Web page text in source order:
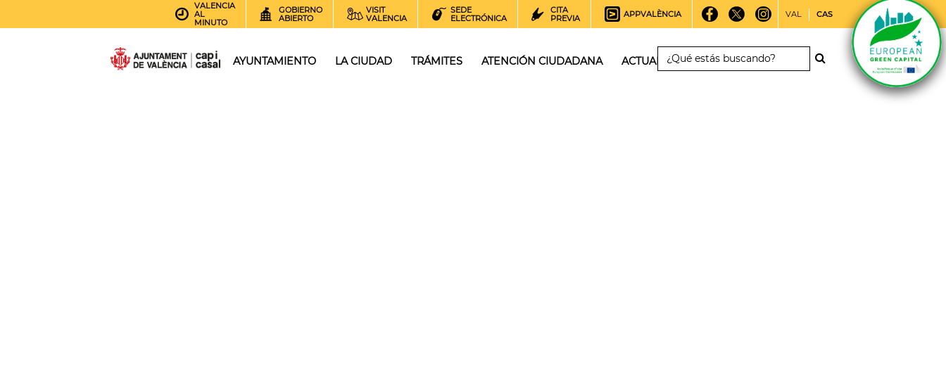
VALENCIA
AL
MINUTO
GOBIERNO
ABIERTO
VISIT
VALENCIA
SEDE
ELECTRÓNICA
CITA
PREVIA
APPVALÈNCIA VAL CAS
AYUNTAMIENTO LA CIUDAD TRÁMITES ATENCIÓN CIUDADANA ACTUALIDAD